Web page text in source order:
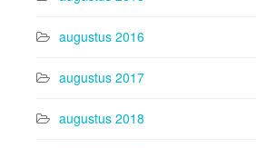
augustus 2016
augustus 2017
augustus 2018